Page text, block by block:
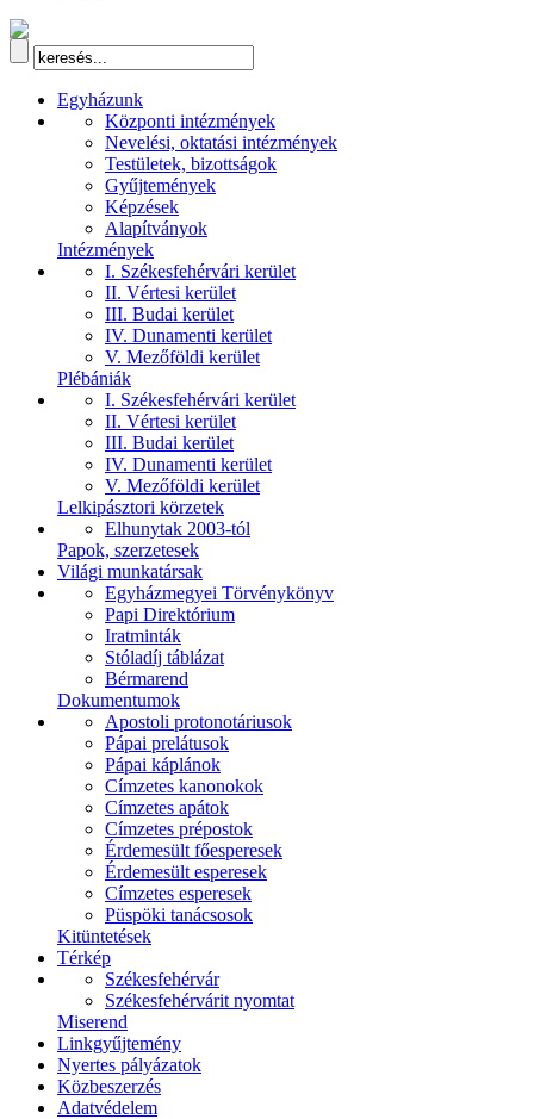
Egyházunk
Központi intézmények
Nevelési, oktatási intézmények
Testületek, bizottságok
Gyűjtemények
Képzések
Alapítványok
Intézmények
I. Székesfehérvári kerület
II. Vértesi kerület
III. Budai kerület
IV. Dunamenti kerület
V. Mezőföldi kerület
Plébániák
I. Székesfehérvári kerület
II. Vértesi kerület
III. Budai kerület
IV. Dunamenti kerület
V. Mezőföldi kerület
Lelkipásztori körzetek
Elhunytak 2003-tól
Papok, szerzetesek
Világi munkatársak
Egyházmegyei Törvénykönyv
Papi Direktórium
Iratminták
Stóladíj táblázat
Bérmarend
Dokumentumok
Apostoli protonotáriusok
Pápai prelátusok
Pápai káplánok
Címzetes kanonokok
Címzetes apátok
Címzetes prépostok
Érdemesült főesperesek
Érdemesült esperesek
Címzetes esperesek
Püspöki tanácsosok
Kitüntetések
Térkép
Székesfehérvár
Székesfehérvárit nyomtat
Miserend
Linkgyűjtemény
Nyertes pályázatok
Közbeszerzés
Adatvédelem